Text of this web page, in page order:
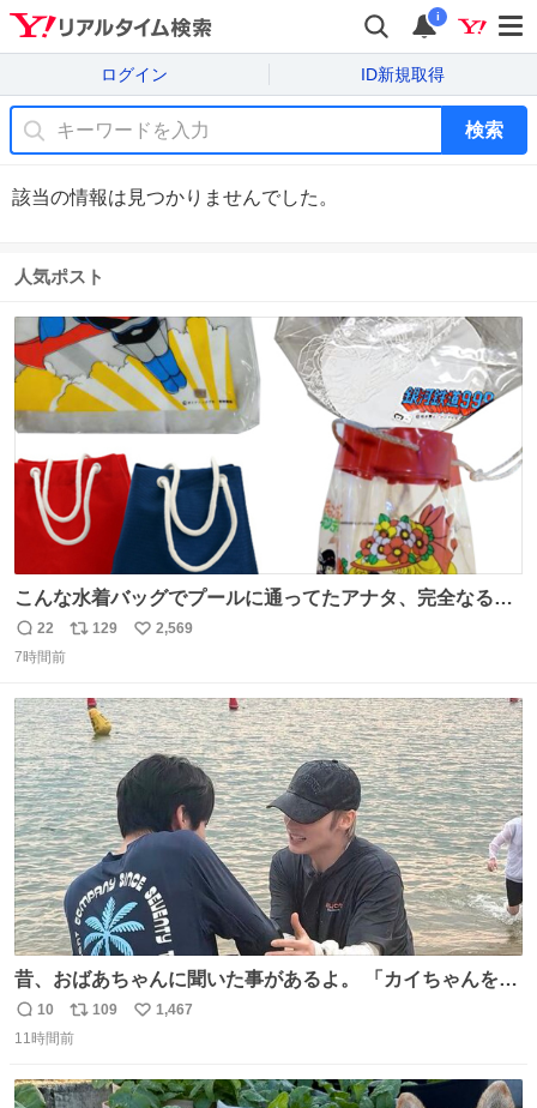
i
ログイン ID新規取得
検索
該当の情報は見つかりませんでした。
人気ポスト
こんな水着バッグでプールに通ってたアナタ、完全なる同
世代（笑） #70年代 #80年代 #昭和レトロ
返
信
22
リ
ト
数
129
い
数
2,569
7時間前
昔、おばあちゃんに聞いた事があるよ。 「カイちゃんをい
じめると、アイツが海から上がって来るぞ。」って。
返
信
10
リ
ポ
ト
109
い
数
1,467
11時間前